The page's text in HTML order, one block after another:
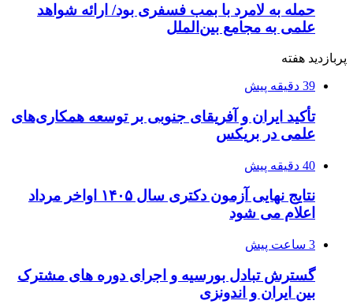
حمله به لامرد با بمب فسفری بود/ ارائه شواهد
علمی به مجامع بین‌الملل
پربازدید هفته
39 دقیقه پیش
تأکید ایران و آفریقای جنوبی بر توسعه همکاری‌های
علمی در بریکس
40 دقیقه پیش
نتایج نهایی آزمون دکتری سال ۱۴۰۵ اواخر مرداد
اعلام می شود
3 ساعت پیش
گسترش تبادل بورسیه و اجرای دوره های مشترک
بین ایران و اندونزی